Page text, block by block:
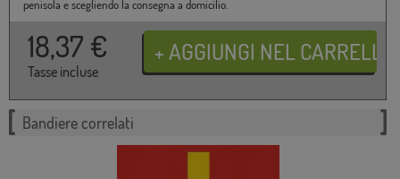
penisola e scegliendo la consegna a domicilio.
18,37 €
Tasse incluse
Bandiere correlati